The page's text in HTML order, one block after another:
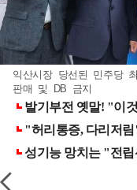
익산시장 당선된 민주당
판매 및 DB 금지